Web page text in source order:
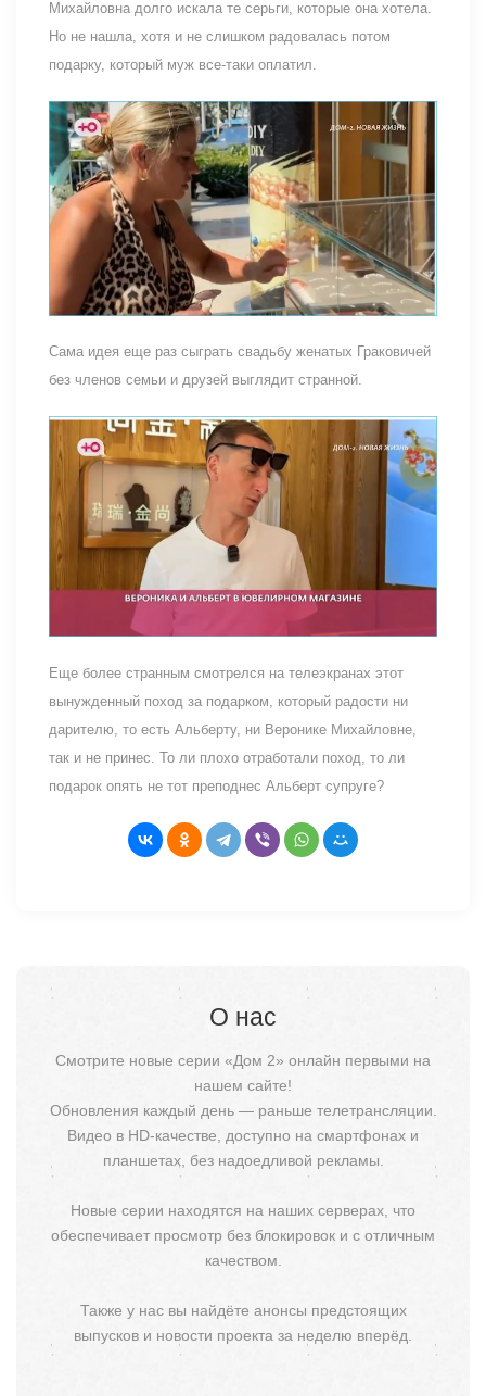
Михайловна долго искала те серьги, которые она хотела.
Но не нашла, хотя и не слишком радовалась потом
подарку, который муж все-таки оплатил.
Сама идея еще раз сыграть свадьбу женатых Граковичей
без членов семьи и друзей выглядит странной.
Еще более странным смотрелся на телеэкранах этот
вынужденный поход за подарком, который радости ни
дарителю, то есть Альберту, ни Веронике Михайловне,
так и не принес. То ли плохо отработали поход, то ли
подарок опять не тот преподнес Альберт супруге?
О нас
Смотрите новые серии «Дом 2» онлайн первыми на
нашем сайте!
Обновления каждый день — раньше телетрансляции.
Видео в HD-качестве, доступно на смартфонах и
планшетах, без надоедливой рекламы.
Новые серии находятся на наших серверах, что
обеспечивает просмотр без блокировок и с отличным
качеством.
Также у нас вы найдёте анонсы предстоящих
выпусков и новости проекта за неделю вперёд.